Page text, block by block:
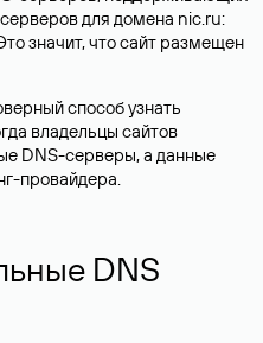
для домена nic.ru:
значит, что сайт размещен
способ узнать
владельцы сайтов
DNS-серверы, а данные
провайдера.
DNS